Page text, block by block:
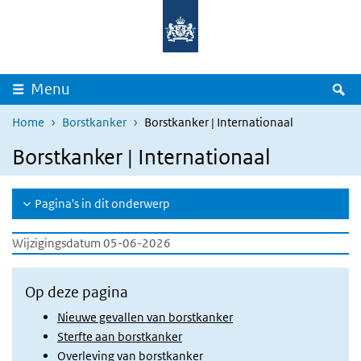
Overslaan en naar de inhoud gaan
Menu
Home Borstkanker Borstkanker | Internationaal
Borstkanker | Internationaal
Pagina's in dit onderwerp
Wijzigingsdatum 05-06-2026
Op deze pagina
Nieuwe gevallen van borstkanker
Sterfte aan borstkanker
Overleving van borstkanker